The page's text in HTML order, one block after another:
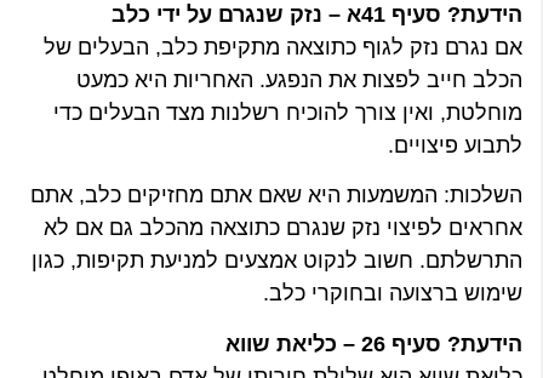
הידעת? סעיף 41א – נזק שנגרם על ידי כלב
אם נגרם נזק לגוף כתוצאה מתקיפת כלב, הבעלים של
הכלב חייב לפצות את הנפגע. האחריות היא כמעט
מוחלטת, ואין צורך להוכיח רשלנות מצד הבעלים כדי
לתבוע פיצויים.
השלכות: המשמעות היא שאם אתם מחזיקים כלב, אתם
אחראים לפיצוי נזק שנגרם כתוצאה מהכלב גם אם לא
התרשלתם. חשוב לנקוט אמצעים למניעת תקיפות, כגון
שימוש ברצועה ובחוקרי כלב.
הידעת? סעיף 26 – כליאת שווא